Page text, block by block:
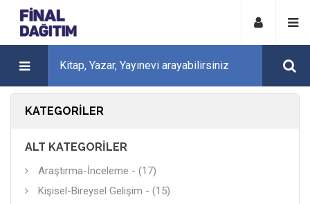
KATEGORILER
ALT KATEGORILER
Araştırma-İnceleme - (17)
Kişisel-Bireysel Gelişim - (15)